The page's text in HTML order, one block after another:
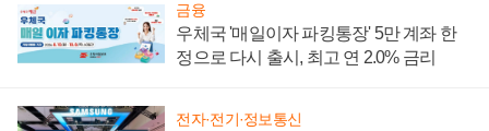
금융
우체국 '매일이자 파킹통장' 5만 계좌 한
정으로 다시 출시, 최고 연 2.0% 금리
전자·전기·정보통신